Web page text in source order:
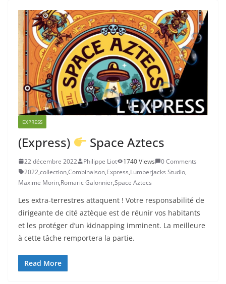
EXPRESS
(Express) Space Aztecs
22 décembre 2022 Philippe Liot 1740 Views
0 Comments
2022,collection,Combinaison,Express,Lumberjacks Studio,
Maxime Morin,Romaric Galonnier,Space Aztecs
Les extra-terrestres attaquent ! Votre responsabilité de
dirigeante de cité aztèque est de réunir vos habitants
et les protéger d’un kidnapping imminent. La meilleure
à cette tâche remportera la partie.
Read More